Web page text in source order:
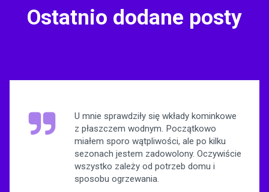
Ostatnio dodane posty
U mnie sprawdziły się wkłady kominkowe
z płaszczem wodnym. Początkowo
miałem sporo wątpliwości, ale po kilku
sezonach jestem zadowolony. Oczywiście
wszystko zależy od potrzeb domu i
sposobu ogrzewania.